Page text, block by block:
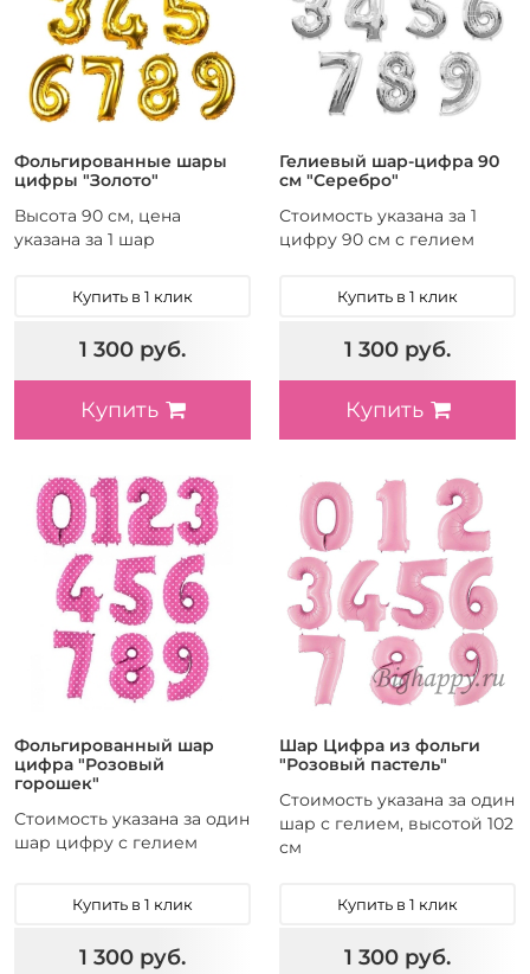
Фольгированные шары
цифры "Золото"
Высота 90 см, цена
указана за 1 шар
Купить в 1 клик
1 300 руб.
Купить
Гелиевый шар-цифра 90
см "Серебро"
Стоимость указана за 1
цифру 90 см с гелием
Купить в 1 клик
1 300 руб.
Купить
Фольгированный шар
цифра "Розовый
горошек"
Стоимость указана за один
шар цифру с гелием
Купить в 1 клик
1 300 руб.
Шар Цифра из фольги
"Розовый пастель"
Стоимость указана за один
шар с гелием, высотой 102
см
Купить в 1 клик
1 300 руб.